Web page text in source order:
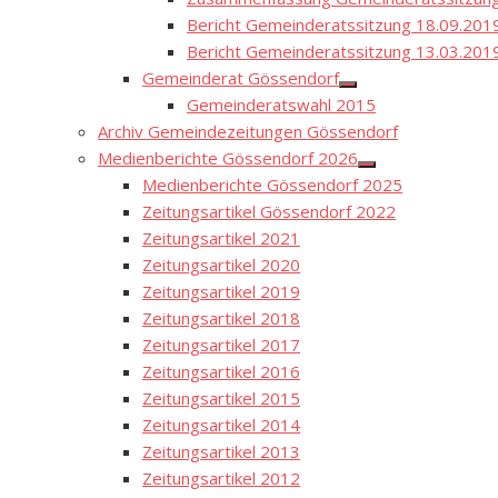
Bericht Gemeinderatssitzung
Bericht Gemeinderatssitzung
Gemeinderat Gössendorf
Show
sub
menu
Gemeinderatswahl 2015
Archiv Gemeindezeitungen Gössendorf
Medienberichte Gössendorf 2026
Show
sub
menu
Medienberichte Gössendorf 2025
Zeitungsartikel Gössendorf 2022
Zeitungsartikel 2021
Zeitungsartikel 2020
Zeitungsartikel 2019
Zeitungsartikel 2018
Zeitungsartikel 2017
Zeitungsartikel 2016
Zeitungsartikel 2015
Zeitungsartikel 2014
Zeitungsartikel 2013
Zeitungsartikel 2012